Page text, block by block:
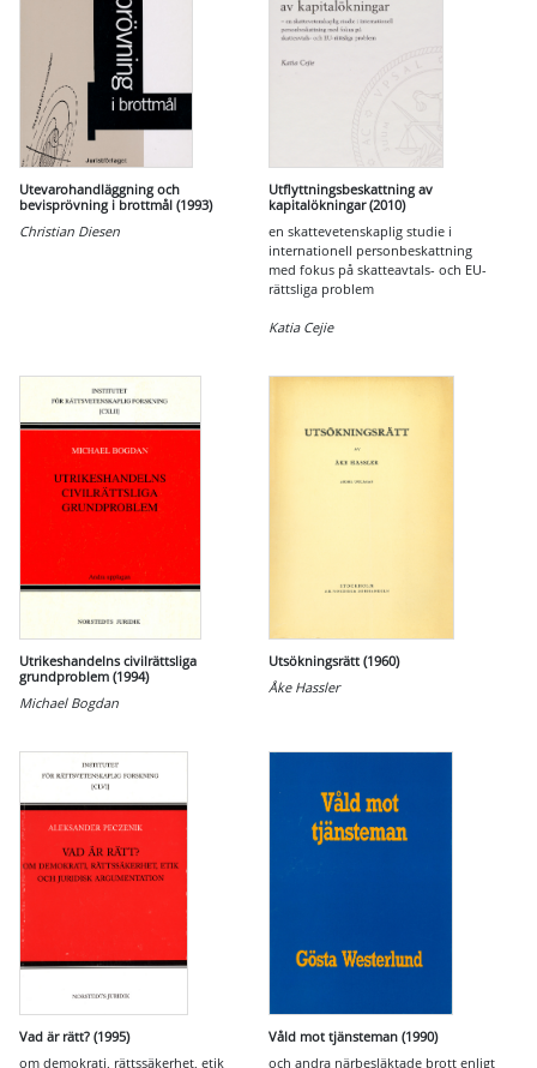
Utevarohandläggning och
bevisprövning i brottmål (1993)
Christian Diesen
Utflyttningsbeskattning av
kapitalökningar (2010)
en skattevetenskaplig studie i
internationell personbeskattning
med fokus på skatteavtals- och EU-
rättsliga problem
Katia Cejie
Utrikeshandelns civilrättsliga
grundproblem (1994)
Michael Bogdan
Utsökningsrätt (1960)
Åke Hassler
Vad är rätt? (1995)
om demokrati, rättssäkerhet, etik
Våld mot tjänsteman (1990)
och andra närbesläktade brott enligt